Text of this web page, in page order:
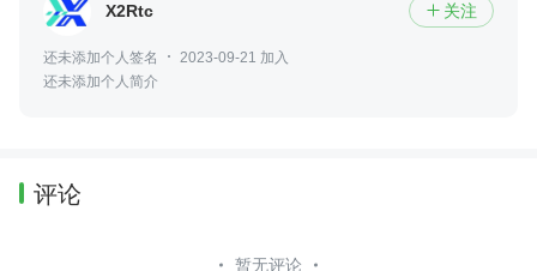
X2Rtc  关注
还未添加个人签名
2023-09-21 加入
还未添加个人简介
评论
暂无评论